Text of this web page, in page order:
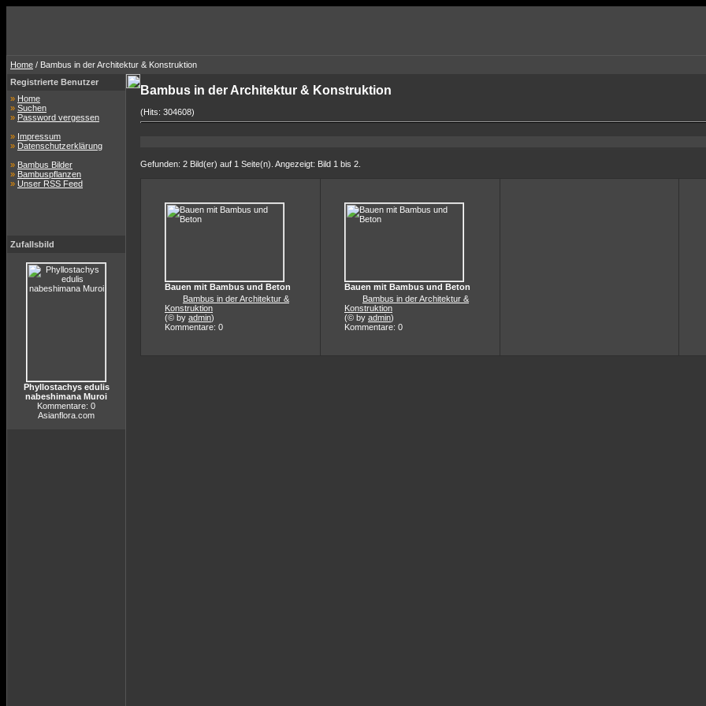
Home / Bambus in der Architektur & Konstruktion
Registrierte Benutzer
» Home
» Suchen
» Password vergessen
» Impressum
» Datenschutzerklärung
» Bambus Bilder
» Bambuspflanzen
» Unser RSS Feed
Zufallsbild
Phyllostachys edulis
nabeshimana Muroi
Kommentare: 0
Asianflora.com
Bambus in der Architektur & Konstruktion
(Hits: 304608)
Gefunden: 2 Bild(er) auf 1 Seite(n). Angezeigt: Bild 1 bis 2.
Bauen mit Bambus und Beton
Bambus in der Architektur &
Konstruktion
(© by admin)
Kommentare: 0
Bauen mit Bambus und Beton
Bambus in der Architektur &
Konstruktion
(© by admin)
Kommentare: 0